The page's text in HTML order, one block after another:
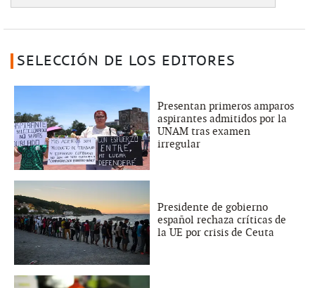
SELECCIÓN DE LOS EDITORES
Presentan primeros amparos
aspirantes admitidos por la
UNAM tras examen
irregular
Presidente de gobierno
español rechaza críticas de
la UE por crisis de Ceuta